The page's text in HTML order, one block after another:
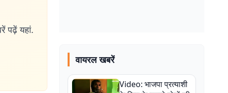
पढ़ें यहां.
वायरल खबरें
Video: भाजपा प्रत्याशी